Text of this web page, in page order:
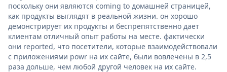
поскольку они являются coming to домашней страницей,
как продукты выглядят в реальной жизни. он хорошо
демонстрирует их продукты и беспрепятственно дает
клиентам отличный опыт работы на месте. фактически
они reported, что посетители, которые взаимодействовали
с приложениями powr на их сайте, были вовлечены в 2,5
раза дольше, чем любой другой человек на их сайте.